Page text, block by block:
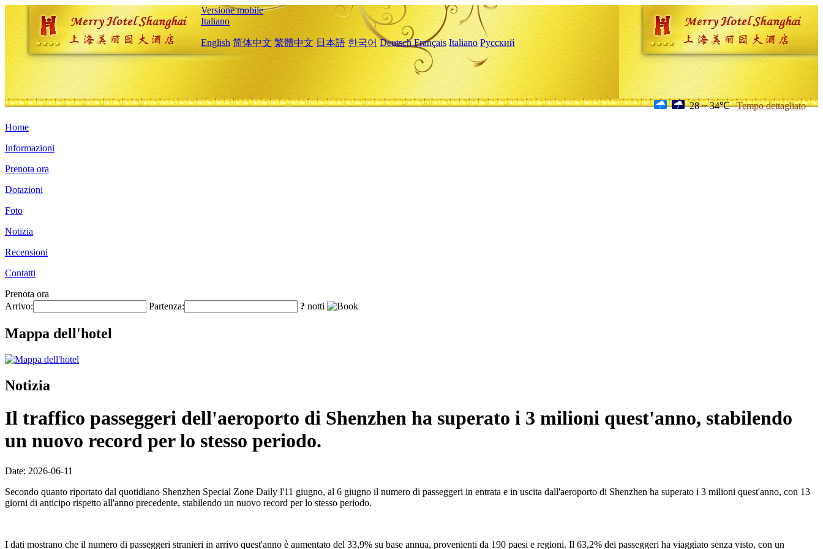
Versione mobile
Italiano
English 简体中文 繁體中文 日本語 한국어 Deutsch Français Italiano Русский
28 ~ 34℃ Tempo dettagliato
Home
Informazioni
Prenota ora
Dotazioni
Foto
Notizia
Recensioni
Contatti
Prenota ora
Arrivo:
Partenza: ? notti
Mappa dell'hotel
Notizia
Il traffico passeggeri dell'aeroporto di Shenzhen ha superato i 3 milioni quest'anno, stabilendo
un nuovo record per lo stesso periodo.
Date: 2026-06-11
Secondo quanto riportato dal quotidiano Shenzhen Special Zone Daily l'11 giugno, al 6 giugno il numero di passeggeri in entrata e in uscita dall'aeroporto di Shenzhen ha superato i 3 milioni quest'anno, con 13
giorni di anticipo rispetto all'anno precedente, stabilendo un nuovo record per lo stesso periodo.
I dati mostrano che il numero di passeggeri stranieri in arrivo quest'anno è aumentato del 33,9% su base annua, provenienti da 190 paesi e regioni. Il 63,2% dei passeggeri ha viaggiato senza visto, con un